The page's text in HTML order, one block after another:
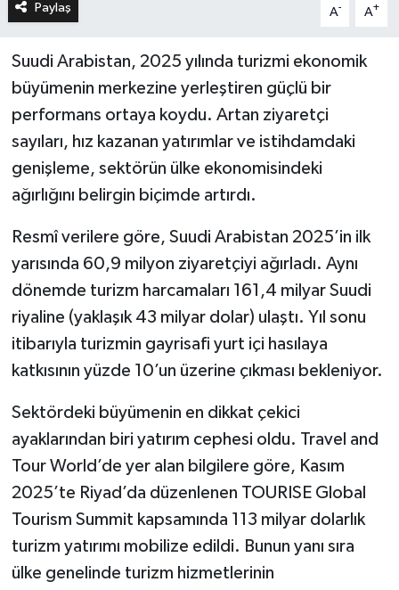
Paylaş A- A+
Suudi Arabistan, 2025 yılında turizmi ekonomik
büyümenin merkezine yerleştiren güçlü bir
performans ortaya koydu. Artan ziyaretçi
sayıları, hız kazanan yatırımlar ve istihdamdaki
genişleme, sektörün ülke ekonomisindeki
ağırlığını belirgin biçimde artırdı.
Resmî verilere göre, Suudi Arabistan 2025’in ilk
yarısında 60,9 milyon ziyaretçiyi ağırladı. Aynı
dönemde turizm harcamaları 161,4 milyar Suudi
riyaline (yaklaşık 43 milyar dolar) ulaştı. Yıl sonu
itibarıyla turizmin gayrisafi yurt içi hasılaya
katkısının yüzde 10’un üzerine çıkması bekleniyor.
Sektördeki büyümenin en dikkat çekici
ayaklarından biri yatırım cephesi oldu. Travel and
Tour World’de yer alan bilgilere göre, Kasım
2025’te Riyad’da düzenlenen TOURISE Global
Tourism Summit kapsamında 113 milyar dolarlık
turizm yatırımı mobilize edildi. Bunun yanı sıra
ülke genelinde turizm hizmetlerinin